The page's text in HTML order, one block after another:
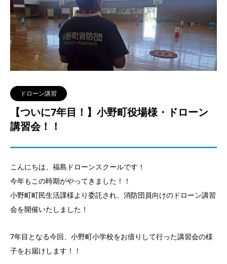
ドローン講習
【ついに7年目！】小野町役場様・ドローン
講習会！！
こんにちは、福島ドローンスクールです！
今年もこの時期がやってきました！！
小野町町民生活課様より委託され、消防団員向けのドローン講習
会を開催いたしました！
7年目となる今回、小野町小学校をお借りして行った講習会の様
子をお届けします！！